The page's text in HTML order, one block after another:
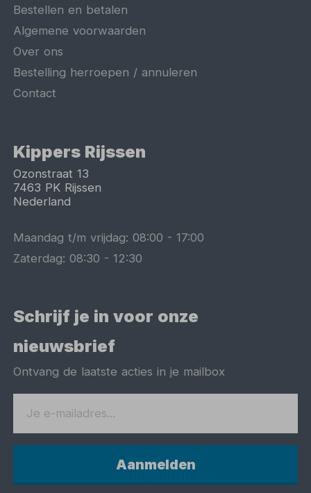
Bestellen en betalen
Algemene voorwaarden
Over ons
Bestelling herroepen / annuleren
Contact
Kippers Rijssen
Ozonstraat 13
7463 PK Rijssen
Nederland
Maandag t/m vrijdag:08:00 -17:00
Zaterdag:08:30 -12:30
Schrijf je in voor onze
nieuwsbrief
Ontvang de laatste acties in je mailbox
Aanmelden